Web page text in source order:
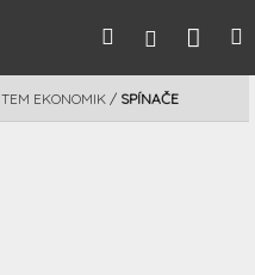
Hľadať
TEM EKONOMIK / SPÍNAČE